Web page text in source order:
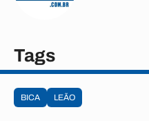
Tags
BICA LEÃO